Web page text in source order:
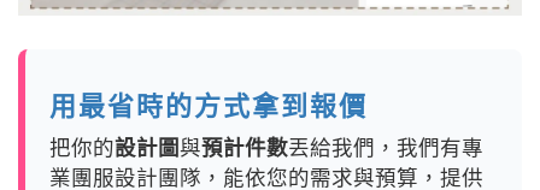
用最省時的方式拿到報價
把你的設計圖與預計件數丟給我們，我們有專
業團服設計團隊，能依您的需求與預算，提供